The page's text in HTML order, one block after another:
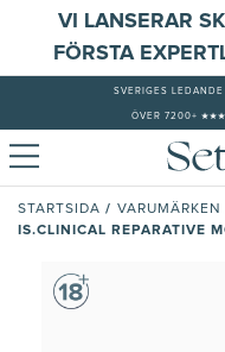
VI LANSERAR
FÖRSTA
SVERIGES
ÖVER 7200+
STARTSIDA / VARUMÄRKEN
IS.CLINICAL REPARATIVE